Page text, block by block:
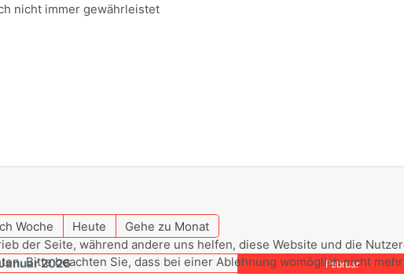
nicht immer gewährleistet
Woche Heute Gehe zu Monat
2026
Februar
der Seite, während andere uns helfen, diese Website und die
Bitte beachten Sie, dass bei einer Ablehnung womöglich nicht